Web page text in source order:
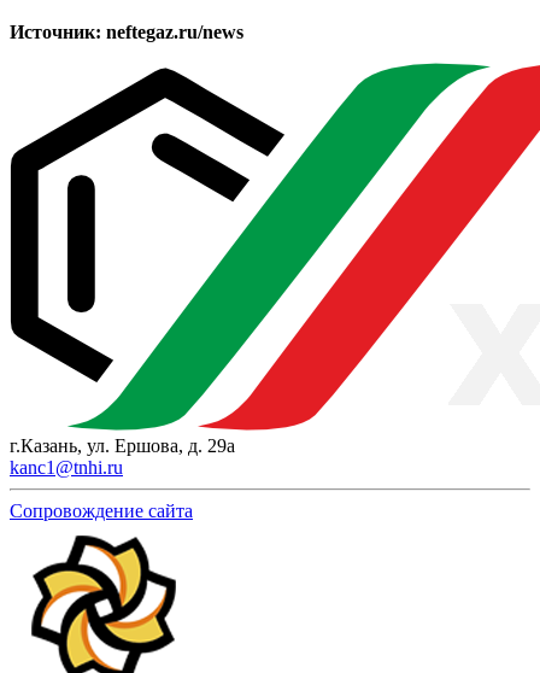
Источник: neftegaz.ru/news
г.Казань, ул. Ершова, д. 29а
kanc1@tnhi.ru
Сопровождение сайта